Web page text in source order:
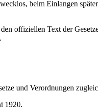
beim Einlangen
offiziellen Text der
und Verordnungen
1920.